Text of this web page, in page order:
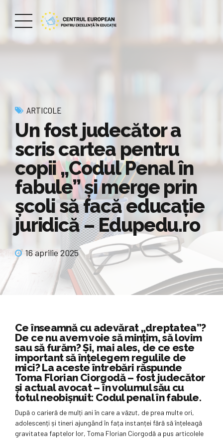
ARTICOLE
Un fost judecător a
scris cartea pentru
copii „Codul Penal în
fabule” și merge prin
școli să facă educație
juridică – Edupedu.ro
16 aprilie 2025
Ce înseamnă cu adevărat „dreptatea”?
De ce nu avem voie să mințim, să lovim
sau să furăm? Și, mai ales, de ce este
important să înțelegem regulile de
mici? La aceste întrebări răspunde
Toma Florian Ciorgodă – fost judecător
și actual avocat – în volumul său cu
totul neobișnuit: Codul penal în fabule.
După o carieră de mulți ani în care a văzut, de prea multe ori,
adolescenți și tineri ajungând în fața instanței fără să înțeleagă
gravitatea faptelor lor, Toma Florian Ciorgodă a pus articolele